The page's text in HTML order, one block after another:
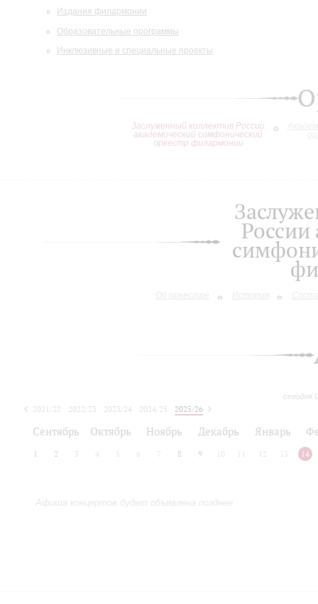
Издания филармонии
Образовательные программы
Инклюзивные и специальные проекты
Заслуженный коллектив России
академический симфонический
оркестр филармонии
Об оркестре История
сегодня
2021/22 2022/23 2023/24 2024/25
2025/26
Сентябрь Октябрь Ноябрь Декабрь Январь
1 2 3 4 5 6 7 8 9 10 12 13 14
Афиша концертов будет объявлена позднее